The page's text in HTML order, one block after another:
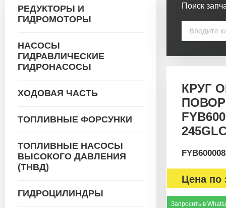
РЕДУКТОРЫ И
ГИДРОМОТОРЫ
НАСОСЫ
ГИДРАВЛИЧЕСКИЕ
ГИДРОНАСОСЫ
ХОДОВАЯ ЧАСТЬ
ТОПЛИВНЫЕ ФОРСУНКИ
ТОПЛИВНЫЕ НАСОСЫ
ВЫСОКОГО ДАВЛЕНИЯ
(ТНВД)
ГИДРОЦИЛИНДРЫ
Поиск
КРУГ
Цена по
Запросить в